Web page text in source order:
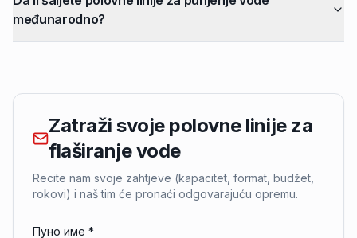
međunarodno?
Zatraži svoje polovne linije za
flaširanje vode
Recite nam svoje zahtjeve (kapacitet, format, budžet,
rokovi) i naš tim će pronaći odgovarajuću opremu.
Пуно име *